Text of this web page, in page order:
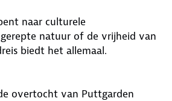
naar culturele
natuur of de vrijheid van
biedt het allemaal.
overtocht van Puttgarden